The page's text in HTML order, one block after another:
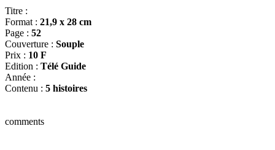
Titre :
Format : 21,9 x 28 cm
Page : 52
Couverture : Souple
Prix : 10 F
Edition : Télé Guide
Année :
Contenu : 5 histoires
comments